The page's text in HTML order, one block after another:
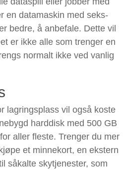
en datamaskin med seks-
bedre, å anbefale. Dette vil
er ikke alle som trenger en
normalt ikke ved vanlig
lagringsplass vil også koste
harddisk med 500 GB
aller fleste. Trenger du mer
et minnekort, en ekstern
såkalte skytjenester, som